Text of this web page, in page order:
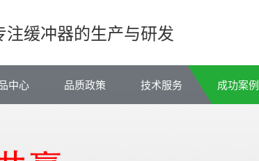
注缓冲器的生产与研发
中心 品质政策 技术服务 成功案例